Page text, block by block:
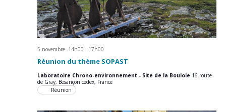
Réunion du thème SOPAST
5 novembre- 14h00 - 17h00
Laboratoire Chrono-environnement - Site de la Bouloie 16 route
de Gray, Besançon cedex, France
Réunion